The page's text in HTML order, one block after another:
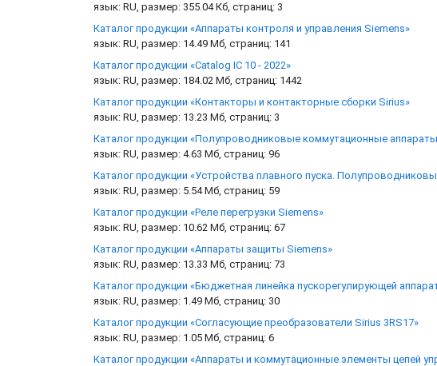
язык: RU, размер: 355.04 Кб, страниц: 3
Каталог продукции «Аппараты контроля и управления Siemens»
язык: RU, размер: 14.49 Мб, страниц: 141
Каталог продукции «Catalog IC 10 - 2022»
язык: RU, размер: 184.02 Мб, страниц: 1442
Каталог продукции «Контакторы и контакторные сборки Sirius»
язык: RU, размер: 13.23 Мб, страниц: 3
Каталог продукции «Полупроводниковые коммутационные
язык: RU, размер: 4.63 Мб, страниц: 96
Каталог продукции «Устройства плавного пуска.
язык: RU, размер: 5.54 Мб, страниц: 59
Каталог продукции «Реле перегрузки Siemens»
язык: RU, размер: 10.62 Мб, страниц: 67
Каталог продукции «Аппараты защиты Siemens»
язык: RU, размер: 13.33 Мб, страниц: 73
Каталог продукции «Бюджетная линейка пускорегулирующей
язык: RU, размер: 1.49 Мб, страниц: 30
Каталог продукции «Согласующие преобразователи Sirius 3RS17»
язык: RU, размер: 1.05 Мб, страниц: 6
Каталог продукции «Аппараты и коммутационные элементы цепей